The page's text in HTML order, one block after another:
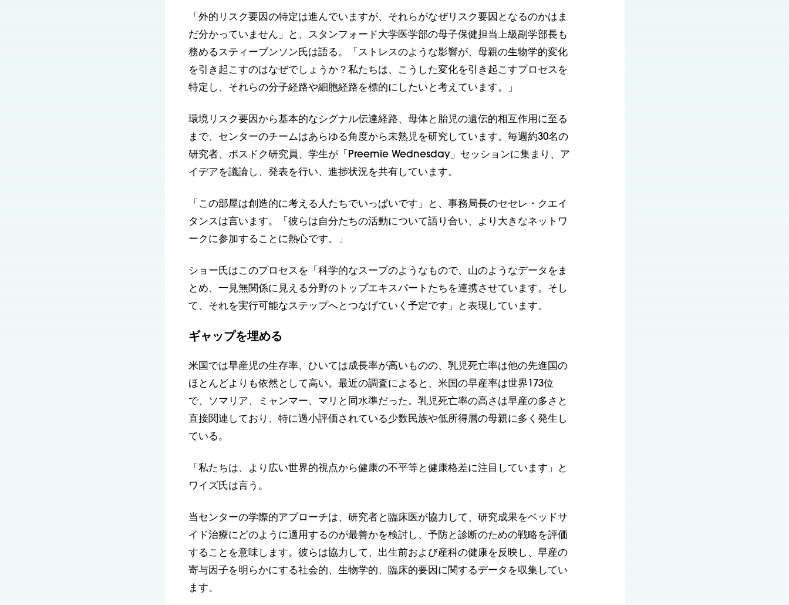
「外的リスク要因の特定は進んでいますが、それらがなぜリスク要因となるのかはま
だ分かっていません」と、スタンフォード大学医学部の母子保健担当上級副学部長も
務めるスティーブンソン氏は語る。「ストレスのような影響が、母親の生物学的変化
を引き起こすのはなぜでしょうか？私たちは、こうした変化を引き起こすプロセスを
特定し、それらの分子経路や細胞経路を標的にしたいと考えています。」
環境リスク要因から基本的なシグナル伝達経路、母体と胎児の遺伝的相互作用に至る
まで、センターのチームはあらゆる角度から未熟児を研究しています。毎週約30名の
研究者、ポスドク研究員、学生が「Preemie Wednesday」セッションに集まり、ア
イデアを議論し、発表を行い、進捗状況を共有しています。
「この部屋は創造的に考える人たちでいっぱいです」と、事務局長のセセレ・クエイ
タンスは言います。「彼らは自分たちの活動について語り合い、より大きなネットワ
ークに参加することに熱心です。」
ショー氏はこのプロセスを「科学的なスープのようなもので、山のようなデータをま
とめ、一見無関係に見える分野のトップエキスパートたちを連携させています。そし
て、それを実行可能なステップへとつなげていく予定です」と表現しています。
ギャップを埋める
米国では早産児の生存率、ひいては成長率が高いものの、乳児死亡率は他の先進国の
ほとんどよりも依然として高い。最近の調査によると、米国の早産率は世界173位
で、ソマリア、ミャンマー、マリと同水準だった。乳児死亡率の高さは早産の多さと
直接関連しており、特に過小評価されている少数民族や低所得層の母親に多く発生し
ている。
「私たちは、より広い世界的視点から健康の不平等と健康格差に注目しています」と
ワイズ氏は言う。
当センターの学際的アプローチは、研究者と臨床医が協力して、研究成果をベッドサ
イド治療にどのように適用するのが最善かを検討し、予防と診断のための戦略を評価
することを意味します。彼らは協力して、出生前および産科の健康を反映し、早産の
寄与因子を明らかにする社会的、生物学的、臨床的要因に関するデータを収集してい
ます。